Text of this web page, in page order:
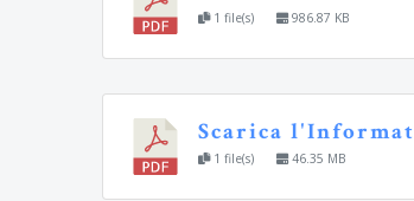
1 file(s) 986.87 KB
Scarica
1 file(s) 46.35 MB